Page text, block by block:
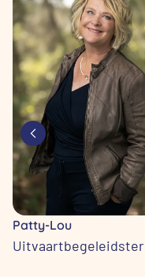
Patty-Lou
Uitvaartbegeleidster